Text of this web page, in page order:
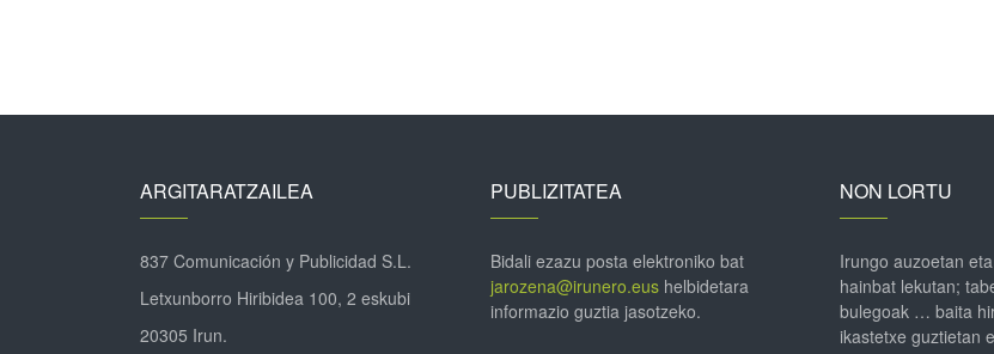
ARGITARATZAILEA
837 Comunicación y Publicidad S.L.
Letxunborro Hiribidea 100, 2 eskubi
20305 Irun.
PUBLIZITATEA
Bidali ezazu posta elektroniko bat
jarozena@irunero.eushelbidetara
informazio guztia jasotzeko.
NON LORTU
Irungo auzoetan
hainbat lekutan;
bulegoak … baita
ikastetxe guztietan